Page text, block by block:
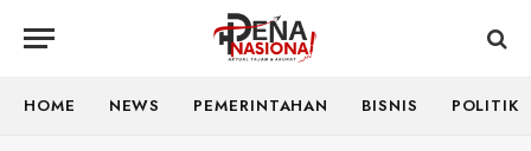
HOME NEWS PEMERINTAHAN BISNIS POLITIK